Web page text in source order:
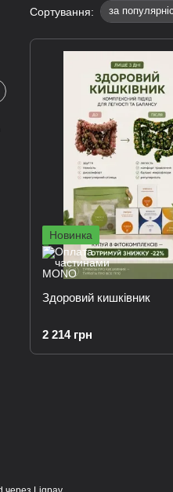
Сортування: за
Новинка
Здоровий кишківник
2 214 грн